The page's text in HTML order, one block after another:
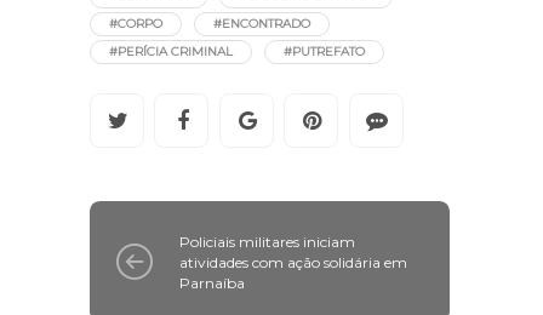
#BEIRA MAR
#CAJUEIRO DA PRAIA
#CORPO
#ENCONTRADO
#PERÍCIA CRIMINAL
#PUTREFATO
Policiais militares iniciam
atividades com ação solidária em